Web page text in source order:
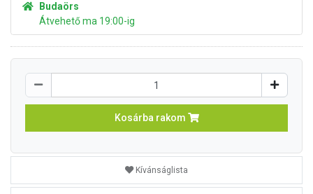
Budaörs
Átvehető ma 19:00-ig
Kosárba rakom
Kívánságlista